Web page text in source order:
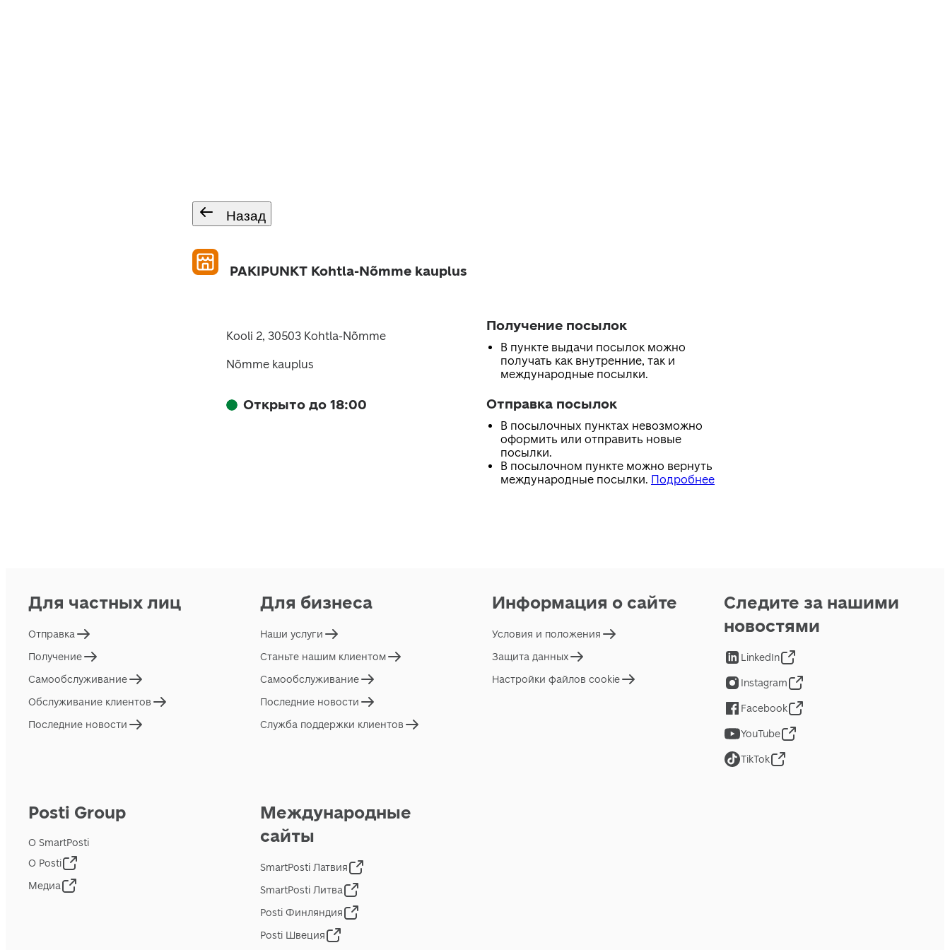
Назад
PAKIPUNKT Kohtla-Nõmme kauplus
Kooli 2, 30503 Kohtla-Nõmme
Nõmme kauplus
Открыто до 18:00
Получение посылок
В пункте выдачи посылок можно
получать как внутренние, так и
международные посылки.
Отправка посылок
В посылочных пунктах невозможно
оформить или отправить новые
посылки.
В посылочном пункте можно вернуть
международные посылки. Подробнее
Для частных лиц
Отправка
Получение
Самообслуживание
Обслуживание клиентов
Последние новости
Для бизнеса
Наши услуги
Станьте нашим клиентом
Самообслуживание
Последние новости
Служба поддержки клиентов
Информация о сайте
Условия и положения
Защита данных
Настройки файлов cookie
Posti Group
О SmartPosti
О Posti
Медиа
Международные
сайты
SmartPosti Латвия
SmartPosti Литва
Posti Финляндия
Posti Швеция
Следите за нашими
новостями
LinkedIn
Instagram
Facebook
YouTube
TikTok